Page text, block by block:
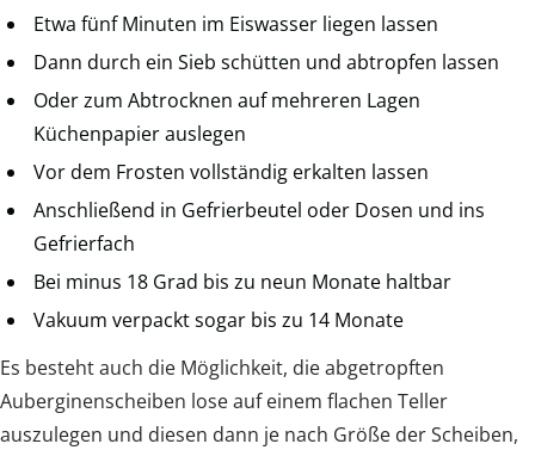
Etwa fünf Minuten im Eiswasser liegen lassen
Dann durch ein Sieb schütten und abtropfen lassen
Oder zum Abtrocknen auf mehreren Lagen
Küchenpapier auslegen
Vor dem Frosten vollständig erkalten lassen
Anschließend in Gefrierbeutel oder Dosen und ins
Gefrierfach
Bei minus 18 Grad bis zu neun Monate haltbar
Vakuum verpackt sogar bis zu 14 Monate
Es besteht auch die Möglichkeit, die abgetropften
Auberginenscheiben lose auf einem flachen Teller
auszulegen und diesen dann je nach Größe der Scheiben,